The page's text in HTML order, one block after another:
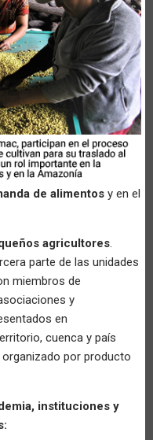
de alimentos y en el
agricultores.
parte de las unidades
miembros de
y
en
cuenca y país
por producto
instituciones y